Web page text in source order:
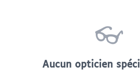
👓
Aucun opticien